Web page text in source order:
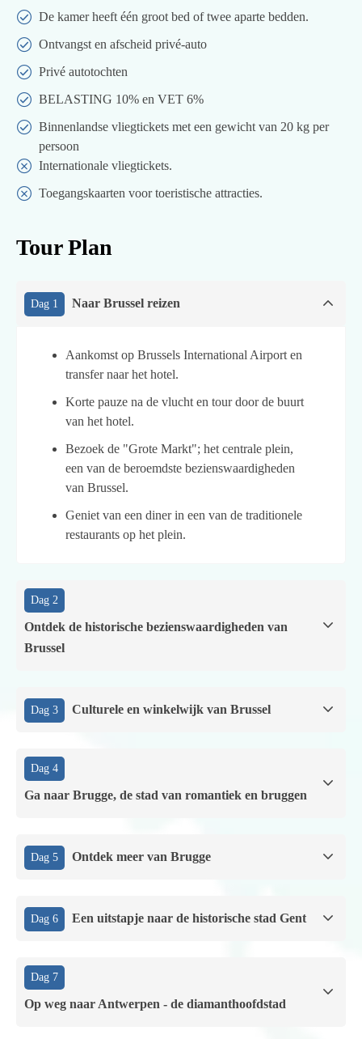
De kamer heeft één groot bed of twee aparte bedden.
Ontvangst en afscheid privé-auto
Privé autotochten
BELASTING 10% en VET 6%
Binnenlandse vliegtickets met een gewicht van 20 kg per
persoon
Internationale vliegtickets.
Toegangskaarten voor toeristische attracties.
Tour Plan
Dag 1 Naar Brussel reizen
Aankomst op Brussels International Airport en
transfer naar het hotel.
Korte pauze na de vlucht en tour door de buurt
van het hotel.
Bezoek de "Grote Markt"; het centrale plein,
een van de beroemdste bezienswaardigheden
van Brussel.
Geniet van een diner in een van de traditionele
restaurants op het plein.
Dag 2
Ontdek de historische bezienswaardigheden van
Brussel
Dag 3 Culturele en winkelwijk van Brussel
Dag 4
Ga naar Brugge, de stad van romantiek en bruggen
Dag 5 Ontdek meer van Brugge
Dag 6 Een uitstapje naar de historische stad Gent
Dag 7
Op weg naar Antwerpen - de diamanthoofdstad